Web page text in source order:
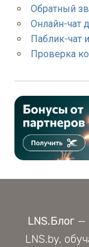
Обратный
Онлайн-чат
Паблик-чат
Проверка
LNS.Блог —
LNS.by,